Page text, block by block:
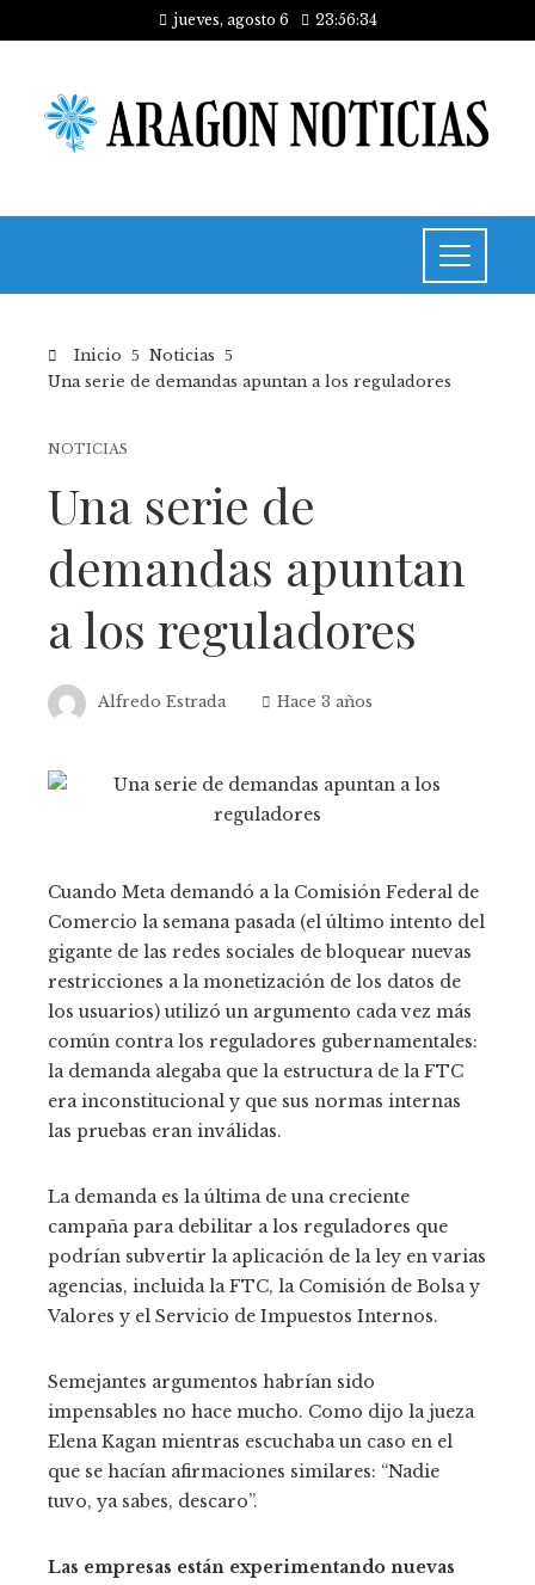
jueves, agosto 6 23:56:35
Inicio
Noticias
Una serie de demandas apuntan a los reguladores
NOTICIAS
Una serie de
demandas apuntan
a los reguladores
Alfredo Estrada Hace 3 años
Cuando Meta demandó a la Comisión Federal de
Comercio la semana pasada (el último intento del
gigante de las redes sociales de bloquear nuevas
restricciones a la monetización de los datos de
los usuarios) utilizó un argumento cada vez más
común contra los reguladores gubernamentales:
la demanda alegaba que la estructura de la FTC
era inconstitucional y que sus normas internas
las pruebas eran inválidas.
La demanda es la última de una creciente
campaña para debilitar a los reguladores que
podrían subvertir la aplicación de la ley en varias
agencias, incluida la FTC, la Comisión de Bolsa y
Valores y el Servicio de Impuestos Internos.
Semejantes argumentos habrían sido
impensables no hace mucho. Como dijo la jueza
Elena Kagan mientras escuchaba un caso en el
que se hacían afirmaciones similares: “Nadie
tuvo, ya sabes, descaro”.
Las empresas están experimentando nuevas